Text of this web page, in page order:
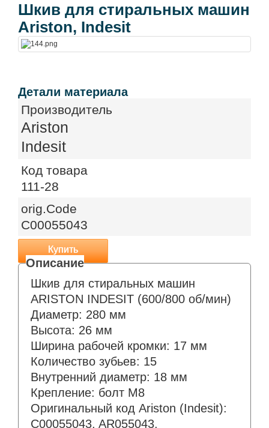
Шкив для стиральных машин
Ariston, Indesit
Детали материала
Производитель
Ariston
Indesit
Код товара
111-28
orig.Code
C00055043
Купить
Шкив для стиральных машин
ARISTON INDESIT (600/800 об/мин)
Диаметр: 280 мм
Высота: 26 мм
Ширина рабочей кромки: 17 мм
Количество зубьев: 15
Внутренний диаметр: 18 мм
Крепление: болт М8
Оригинальный код Ariston (Indesit):
C00055043, AR055043.